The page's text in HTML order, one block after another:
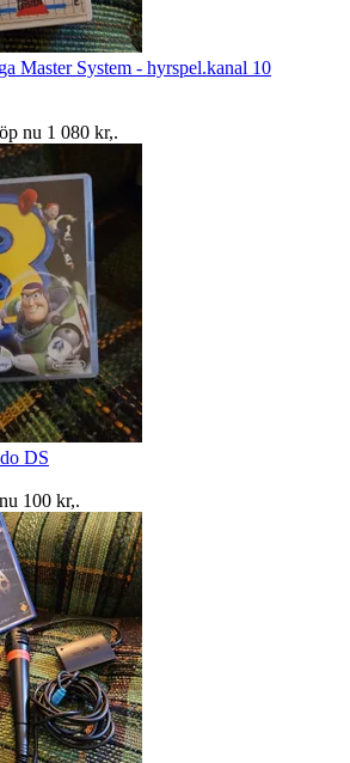
Master System - hyrspel.kanal 10
nu 1 080 kr,.
DS
100 kr,.